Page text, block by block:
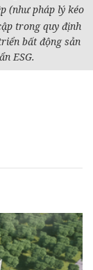
(như pháp lý kéo
trong quy định
bất động sản
ESG.